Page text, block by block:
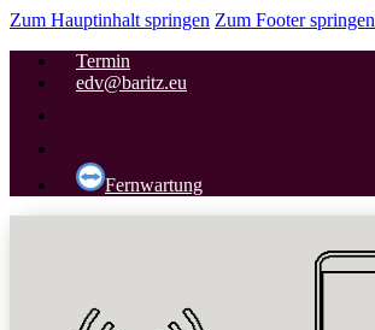
Zum Hauptinhalt springen Zum Footer springen
Termin
edv@baritz.eu
Fernwartung